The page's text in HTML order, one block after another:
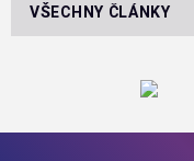
VŠECHNY ČLÁNKY